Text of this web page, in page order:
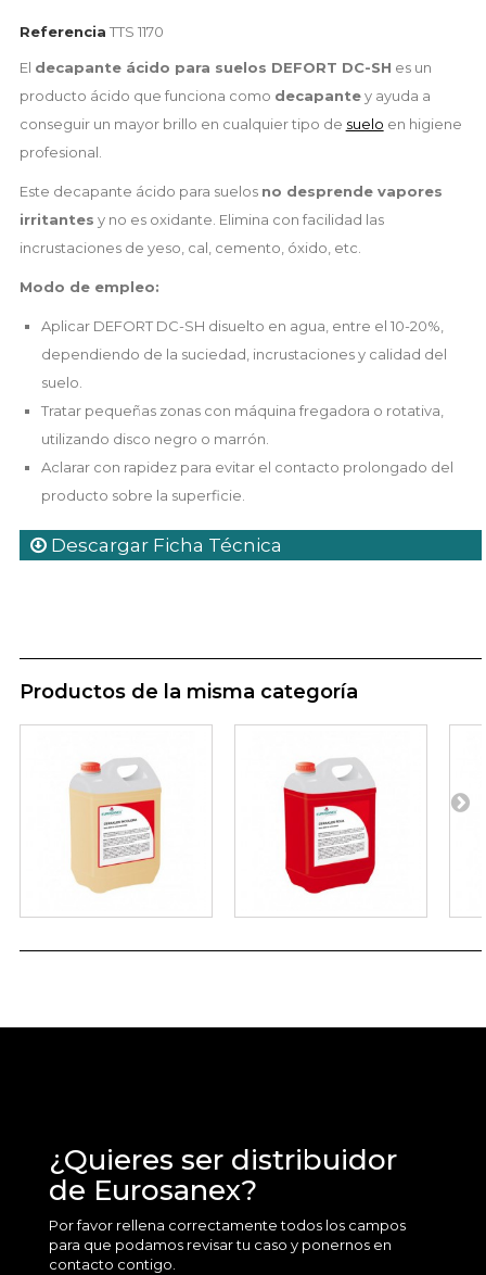
Referencia TTS 1170
El decapante ácido para suelos DEFORT DC-SH es un
producto ácido que funciona como decapantey ayuda a
conseguir un mayor brillo en cualquier tipo de suelo en higiene
profesional.
Este decapante ácido para suelos no desprende vapores
irritantes y no es oxidante. Elimina con facilidad las
incrustaciones de yeso, cal, cemento, óxido, etc.
Modo de empleo:
Aplicar DEFORT DC-SH disuelto en agua, entre el 10-20%,
dependiendo de la suciedad, incrustaciones y calidad del
suelo.
Tratar pequeñas zonas con máquina fregadora o rotativa,
utilizando disco negro o marrón.
Aclarar con rapidez para evitar el contacto prolongado del
producto sobre la superficie.
Descargar Ficha Técnica
Productos de la misma categoría
¿Quieres ser distribuidor
de Eurosanex?
Por favor rellena correctamente todos los campos
para que podamos revisar tu caso y ponernos en
contacto contigo.